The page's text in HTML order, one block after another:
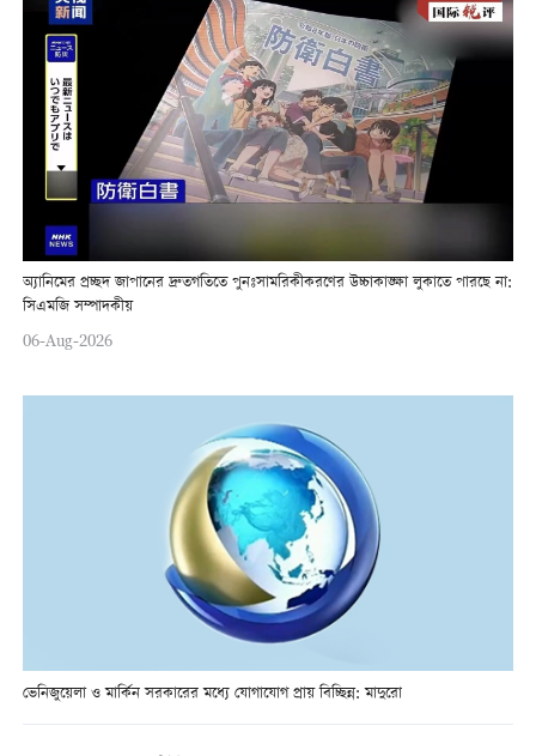
অ্যানিমের প্রচ্ছদ জাপানের দ্রুতগতিতে পুনঃসামরিকীকরণের উচ্চাকাঙ্ক্ষা লুকাতে পারছে না:
সিএমজি সম্পাদকীয়
06-Aug-2026
ভেনিজুয়েলা ও মার্কিন সরকারের মধ্যে যোগাযোগ প্রায় বিচ্ছিন্ন: মাদুরো